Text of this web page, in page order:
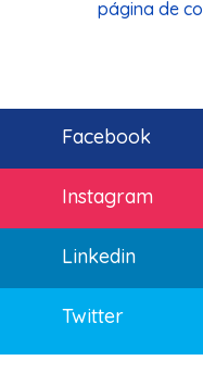
página de
Facebook
Instagram
Linkedin
Twitter